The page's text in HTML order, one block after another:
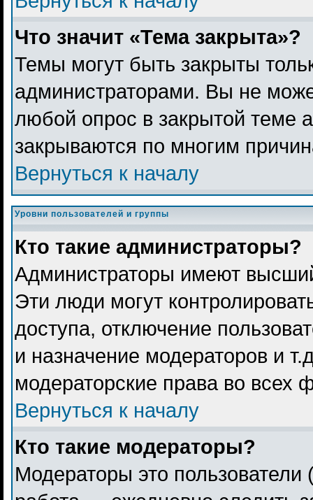
Что значит «Тема закрыта»?
Темы могут быть закрыты
администраторами. Вы не
любой опрос в закрытой теме
закрываются по многим
Вернуться к началу
Уровни пользователей и группы
Кто такие администраторы?
Администраторы имеют
Эти люди могут
доступа, отключение
и назначение модераторов и
модераторские права во всех
Вернуться к началу
Кто такие модераторы?
Модераторы это пользователи